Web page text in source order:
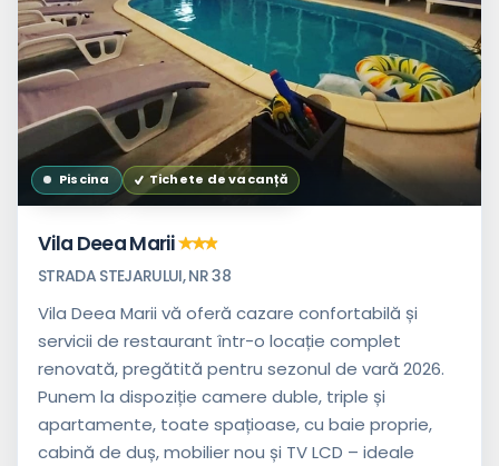
Piscina Tichete de vacanță
Vila Deea Marii
STRADA STEJARULUI, NR 38
Vila Deea Marii vă oferă cazare confortabilă și
servicii de restaurant într-o locație complet
renovată, pregătită pentru sezonul de vară 2026.
Punem la dispoziție camere duble, triple și
apartamente, toate spațioase, cu baie proprie,
cabină de duș, mobilier nou și TV LCD – ideale